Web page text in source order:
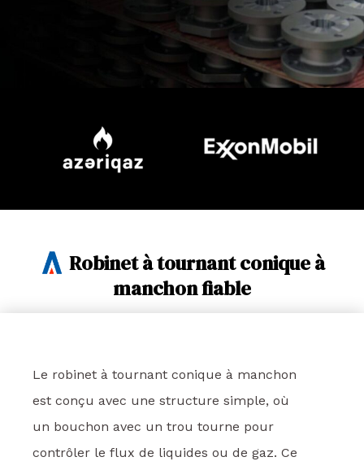
Robinet à tournant conique à
manchon fiable
Le robinet à tournant conique à manchon
est conçu avec une structure simple, où
un bouchon avec un trou tourne pour
contrôler le flux de liquides ou de gaz. Ce